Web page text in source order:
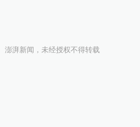
澎湃新闻，未经授权不得转载